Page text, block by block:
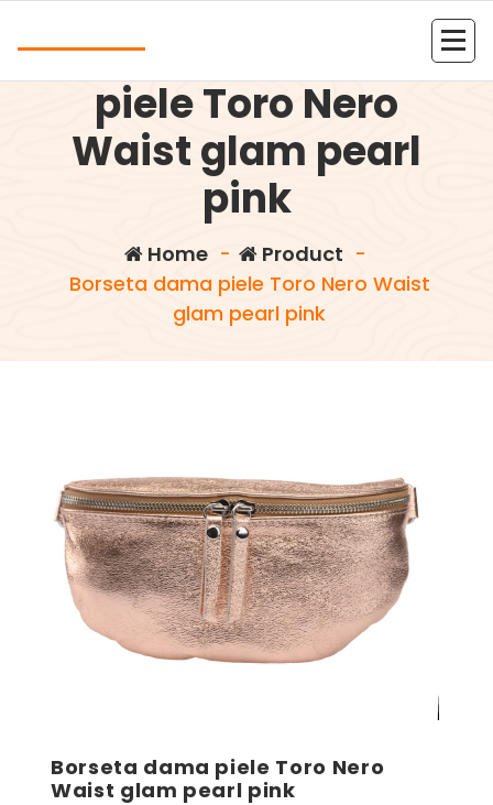
Borseta dama
piele Toro Nero
Waist glam pearl
pink
Home- Product -
Borseta dama piele Toro Nero Waist
glam pearl pink
Borseta dama piele Toro Nero
Waist glam pearl pink